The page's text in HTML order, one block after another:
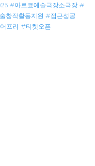
#아르코예술극장소극장 #
창작활동지원 #접근성공
프리 #티켓오픈